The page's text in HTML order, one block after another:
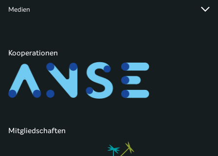
Medien
Kooperationen
Mitgliedschaften